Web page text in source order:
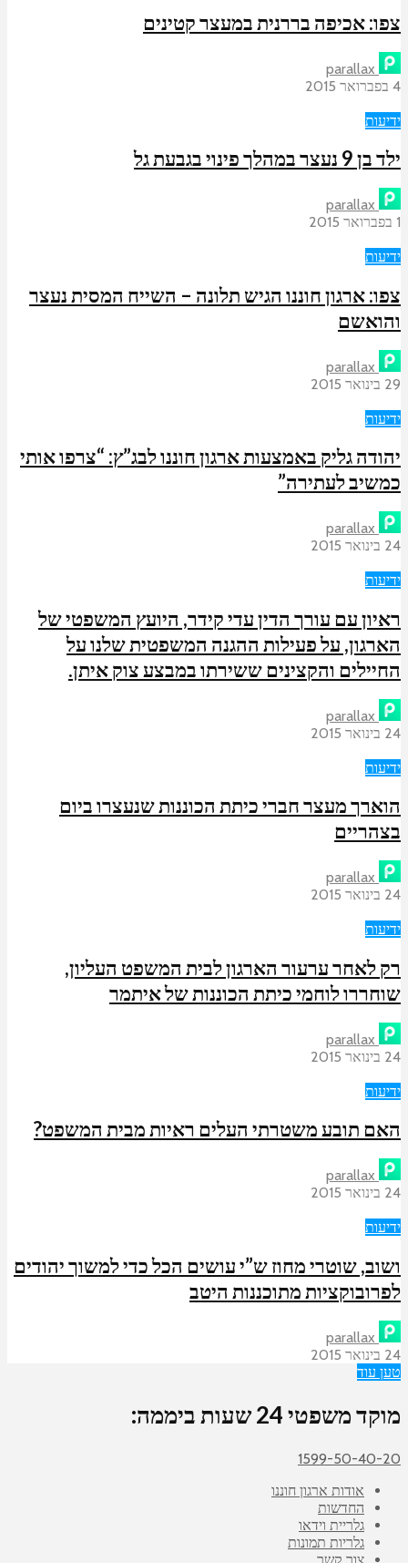
צפו: אכיפה בררנית במעצר קטינים
4 בפברואר 2015
ידיעות
ילד בן 9 נעצר במהלך פינוי בגבעת גל
1 בפברואר 2015
ידיעות
צפו: ארגון חוננו הגיש תלונה – השייח המסית נעצר
והואשם
29 בינואר 2015
ידיעות
יהודה גליק באמצעות ארגון חוננו לבג”ץ: “צרפו אותי
כמשיב לעתירה”
24 בינואר 2015
ידיעות
ראיון עם עורך הדין עדי קידר, היועץ המשפטי של
הארגון, על פעילות ההגנה המשפטית שלנו על
החיילים והקצינים ששירתו במבצע צוק איתן.
24 בינואר 2015
ידיעות
הוארך מעצר חברי כיתת הכוננות שנעצרו ביום
בצהריים
24 בינואר 2015
ידיעות
רק לאחר ערעור הארגון לבית המשפט העליון,
שוחררו לוחמי כיתת הכוננות של איתמר
24 בינואר 2015
ידיעות
האם תובע משטרתי העלים ראיות מבית המשפט?
24 בינואר 2015
ידיעות
ושוב, שוטרי מחוז ש”י עושים הכל כדי למשוך יהודים
לפרובוקציות מתוכננות היטב
24 בינואר 2015
טען עוד
מוקד משפטי 24 שעות ביממה:
1599-50-40-20
אודות ארגון חוננו
החדשות
גלריית וידאו
גלריות תמונות